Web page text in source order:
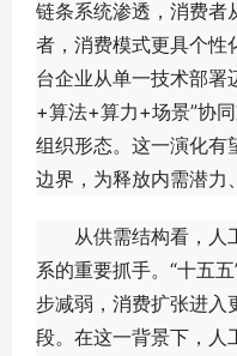
链条系统渗透，消费者
者，消费模式更具个性
台企业从单一技术部署
+算法+算力+场景”协
组织形态。这一演化有
边界，为释放内需潜力
从供需结构看，人
系的重要抓手。“十五
步减弱，消费扩张进入
段。在这一背景下，人